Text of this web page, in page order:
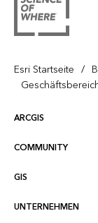
Esri Startseite /
ARCGIS
ArcGIS – Überblick
Kartenerstellung
COMMUNITY
Esri Community
ArcGIS Blog
GIS
Was ist GIS?
UNTERNEHMEN